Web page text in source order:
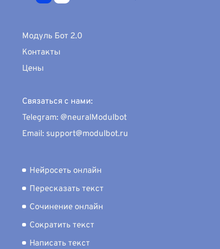
Модуль Бот 2.0
Контакты
Цены
Связаться с нами:
Telegram: @neuralModulbot
Email: support@modulbot.ru
Нейросеть онлайн
Пересказать текст
Сочинение онлайн
Сократить текст
Написать текст